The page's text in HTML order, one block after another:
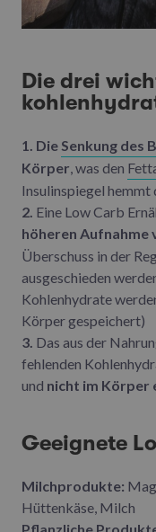
Die drei
1. Die Senkung des
Körper, was den
Insulinspiegel
2. Eine Low Carb
höheren Aufnahme
Überschuss in der
ausgeschieden
Kohlenhydrate
Körper gespeichert)
3. Das aus der
fehlenden
und nicht im Körper
Geeignete
Milchprodukte:
Hüttenkäse, Milch